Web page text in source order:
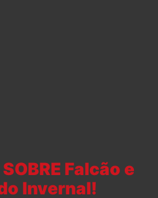
Falcão e
Invernal!